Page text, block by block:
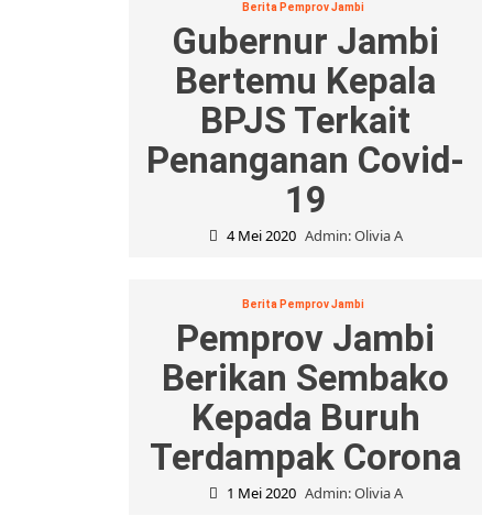
Berita Pemprov Jambi
Gubernur Jambi
Bertemu Kepala
BPJS Terkait
Penanganan Covid-
19
4 Mei 2020 Admin: Olivia A
Berita Pemprov Jambi
Pemprov Jambi
Berikan Sembako
Kepada Buruh
Terdampak Corona
1 Mei 2020 Admin: Olivia A